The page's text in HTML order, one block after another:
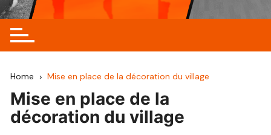
Home Mise en place de la décoration du village
Mise en place de la
décoration du village